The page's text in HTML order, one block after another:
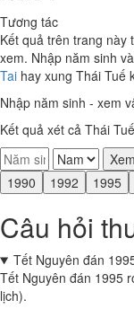
Tương tác
Kết quả trên trang này
xem. Nhập năm sinh
Tai hay xung Thái Tuế
Nhập năm sinh - xem
Kết quả xét cả Thái
1990
1992 1995
Câu hỏi
Tết Nguyên đán
Tết Nguyên đán 1995
lịch).